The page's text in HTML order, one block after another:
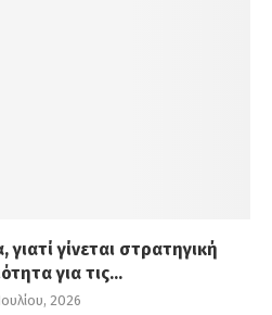
γίνεται στρατηγική
για τις...
2026